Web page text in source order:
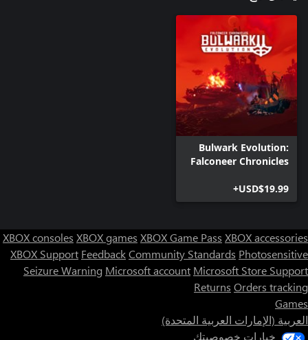
Bulwark Evolution:
Falconeer Chronicles
USD$19.99+
XBOX consoles XBOX games XBOX Game Pass XBOX accessories
XBOX Support FeedbackCommunity Standards Photosensitive
Seizure Warning Microsoft account Microsoft Store Support
Returns Orders tracking
Games
العربية (الإمارات العربية المتحدة)
خيارات خصوصيتك